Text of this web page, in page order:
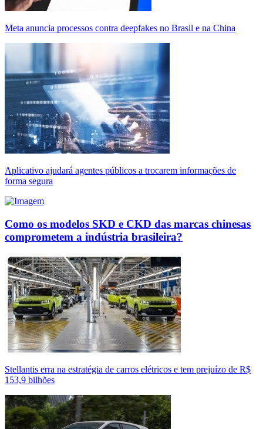
Meta anuncia processos contra deepfakes no Brasil e na China
Aplicativo ajudará agentes públicos a trocarem informações de
forma segura
Como os modelos SKD e CKD das marcas chinesas
comprometem a indústria brasileira?
Stellantis erra na estratégia de carros elétricos e tem prejuízo de R$
153,9 bilhões